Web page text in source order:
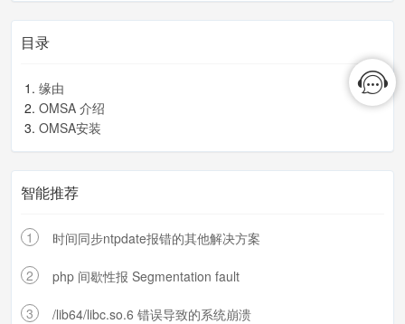
目录
缘由
OMSA 介绍
OMSA安装
智能推荐
1 时间同步ntpdate报错的其他解决方案
2 php 间歇性报 Segmentation fault
3 /lib64/libc.so.6 错误导致的系统崩溃